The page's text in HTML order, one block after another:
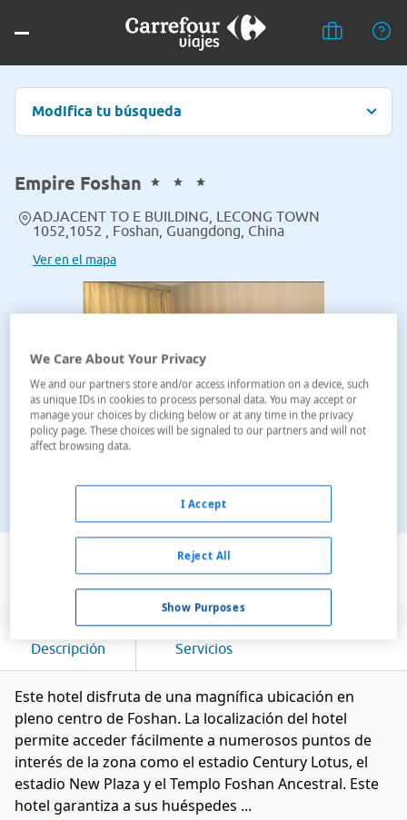
Modifica tu búsqueda
Empire Foshan
ADJACENT TO E BUILDING, LECONG TOWN
1052,1052 , Foshan, Guangdong, China
Ver en el mapa
Ver en el mapa
Descripción Servicios
Este hotel disfruta de una magnífica ubicación en
pleno centro de Foshan. La localización del hotel
permite acceder fácilmente a numerosos puntos de
interés de la zona como el estadio Century Lotus, el
estadio New Plaza y el Templo Foshan Ancestral. Este
hotel garantiza a sus huéspedes ...
We Care About Your Privacy
We and our partners store and/or access information on a device, such
as unique IDs in cookies to process personal data. You may accept or
manage your choices by clicking below or at any time in the privacy
policy page. These choices will be signaled to our partners and will not
affect browsing data.
Show Purposes
Reject All
I Accept